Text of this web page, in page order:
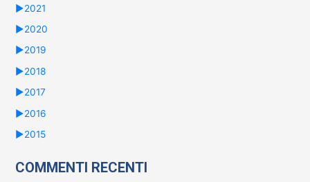
►2021
►2020
►2019
►2018
►2017
►2016
►2015
COMMENTI RECENTI